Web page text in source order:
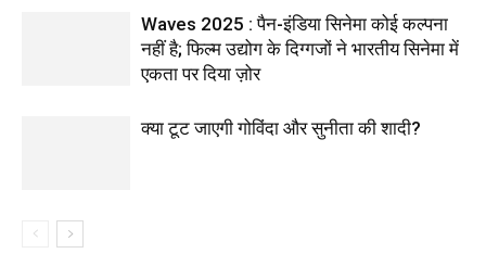
Waves 2025 : पैन-इंडिया सिनेमा कोई कल्पना
नहीं है; फिल्म उद्योग के दिग्गजों ने भारतीय सिनेमा में
एकता पर दिया ज़ोर
क्या टूट जाएगी गोविंदा और सुनीता की शादी?